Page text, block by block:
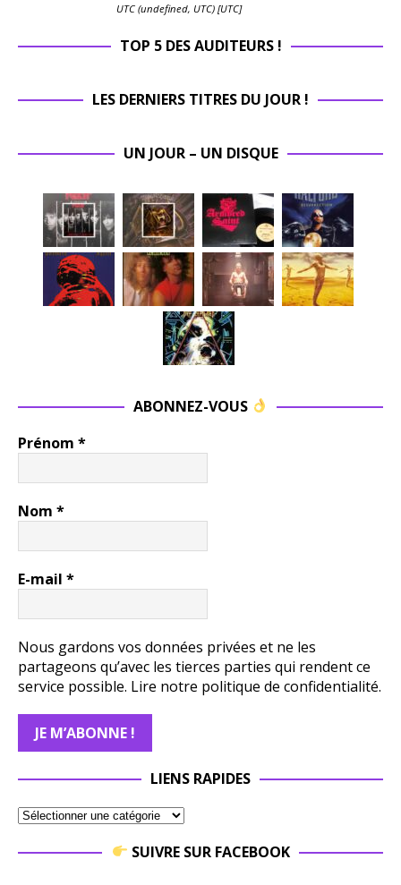
UTC (undefined, UTC) [UTC]
TOP 5 DES AUDITEURS !
LES DERNIERS TITRES DU JOUR !
UN JOUR – UN DISQUE
ABONNEZ-VOUS
Prénom *
Nom *
E-mail *
Nous gardons vos données privées et ne les
partageons qu’avec les tierces parties qui rendent ce
service possible. Lire notre politique de confidentialité.
LIENS RAPIDES
SUIVRE SUR FACEBOOK